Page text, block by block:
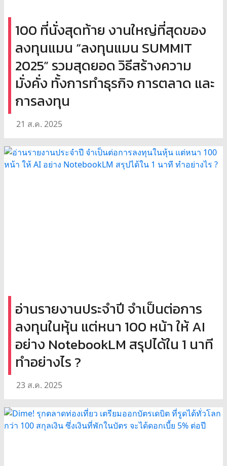
100 ที่นั่งสุดท้าย งานใหญ่ที่สุดของ
ลงทุนแมน “ลงทุนแมน SUMMIT
2025” รวมสุดยอด วิธีสร้างความ
มั่งคั่ง ทั้งการทำธุรกิจ การตลาด และ
การลงทุน
21 ส.ค. 2025
อ่านรายงานประจำปี จำเป็นต่อการ
ลงทุนในหุ้น แต่หนา 100 หน้า ให้ AI
อย่าง NotebookLM สรุปได้ใน 1 นาที
ทำอย่างไร ?
23 ส.ค. 2025